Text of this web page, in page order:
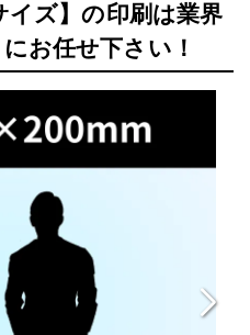
イズ】の印刷は業界
お任せ下さい！